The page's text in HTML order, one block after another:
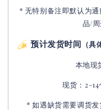
* 无特别备注即默认为
品/
预计发货时间 （
本地现
现货：2-
* 如遇缺货需要调货